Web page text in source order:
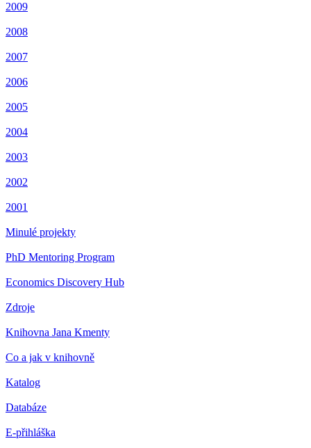
2009
2008
2007
2006
2005
2004
2003
2002
2001
Minulé projekty
PhD Mentoring Program
Economics Discovery Hub
Zdroje
Knihovna Jana Kmenty
Co a jak v knihovně
Katalog
Databáze
E-přihláška